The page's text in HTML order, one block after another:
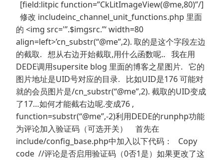
[field:litpic function=”CkLitImageView(@me,80)”/]
修改 includeinc_channel_unit_functions.php 里面
的 <img src='”.$imgsrc.”‘ width=80
align=left>’cn_substr(“@me”,2). 取的是这个字段左边
的截取. 想从右边开始截取,用什么函数呢.. 我在用
DEDE调用supersite blog 里面的博客之星图片. 它的
图片地址是UID号对应的目录. 比如UID是176 可能对
就的会员图片是/cn_substr(“@me”,2). 截取的UID变成
了17…如何才能截右边呢.变成76 ,
function=substr(“@me”,-2)利用DEDE的runphp功能
为评论加入验证码（可选开关） 首先在
include/config_base.php中加入以下代码： Copy
code //评论是否启用验证码（0否1是）如果更改了这